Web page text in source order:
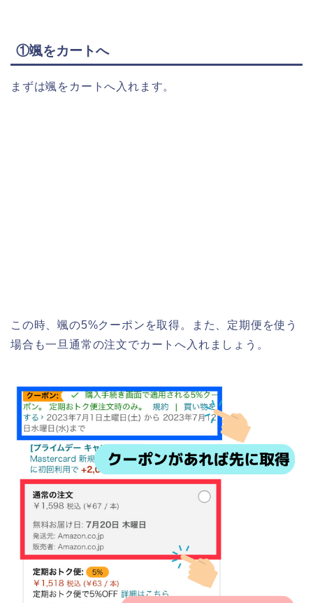
①颯をカートへ
まずは颯をカートへ入れます。
この時、颯の5%クーポンを取得。また、定期便を使う
場合も一旦通常の注文でカートへ入れましょう。